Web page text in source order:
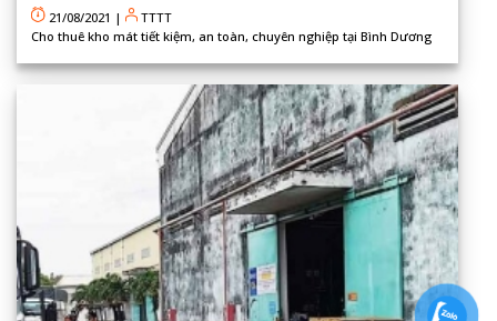
21/08/2021 |
TTTT
Cho thuê kho mát tiết kiệm, an toàn, chuyên nghiệp tại Bình Dương